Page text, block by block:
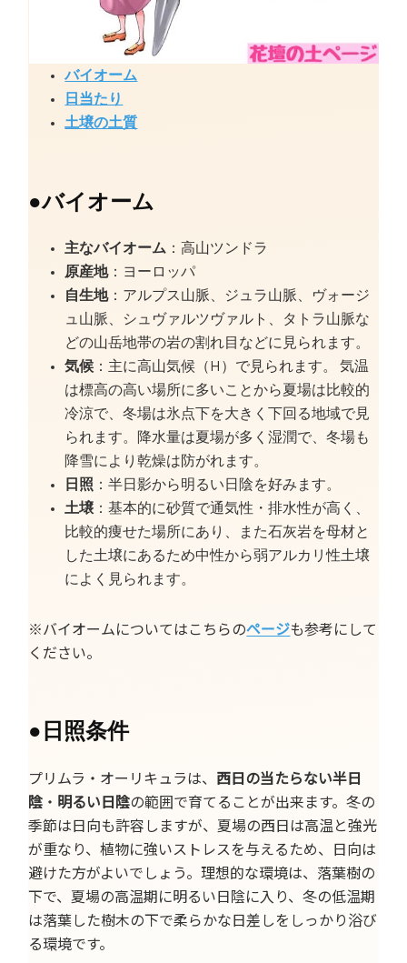
バイオーム
日当たり
土壌の土質
●バイオーム
主なバイオーム ：高山ツンドラ
原産地：ヨーロッパ
自生地：アルプス山脈、ジュラ山脈、ヴォージ
ュ山脈、シュヴァルツヴァルト、タトラ山脈な
どの山岳地帯の岩の割れ目などに見られます。
気候 ：主に高山気候（H）で見られます。 気温
は標高の高い場所に多いことから夏場は比較的
冷涼で、冬場は氷点下を大きく下回る地域で見
られます。降水量は夏場が多く湿潤で、冬場も
降雪により乾燥は防がれます。
日照 ：半日影から明るい日陰を好みます。
土壌 ：基本的に砂質で通気性・排水性が高く、
比較的痩せた場所にあり、また石灰岩を母材と
した土壌にあるため中性から弱アルカリ性土壌
によく見られます。
※バイオームについてはこちらのページも参考にして
ください。
● 日照条件
プリムラ・オーリキュラは、 西日の当たらない半日
陰 ・ 明るい日陰の範囲で育てることが出来ます。冬の
季節は日向も許容しますが、夏場の西日は高温と強光
が重なり、植物に強いストレスを与えるため、日向は
避けた方がよいでしょう。理想的な環境は、落葉樹の
下で、夏場の高温期に明るい日陰に入り、冬の低温期
は落葉した樹木の下で柔らかな日差しをしっかり浴び
る環境です。